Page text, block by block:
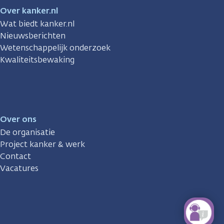
Over kanker.nl
Wat biedt kanker.nl
Nieuwsberichten
Wetenschappelijk onderzoek
Kwaliteitsbewaking
Over ons
De organisatie
Project kanker & werk
Contact
Vacatures